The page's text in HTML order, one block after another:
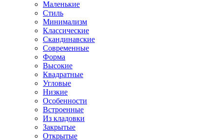
Маленькие
Стиль
Минимализм
Классические
Скандинавские
Современные
Форма
Высокие
Квадратные
Угловые
Низкие
Особенности
Встроенные
Из кладовки
Закрытые
Открытые